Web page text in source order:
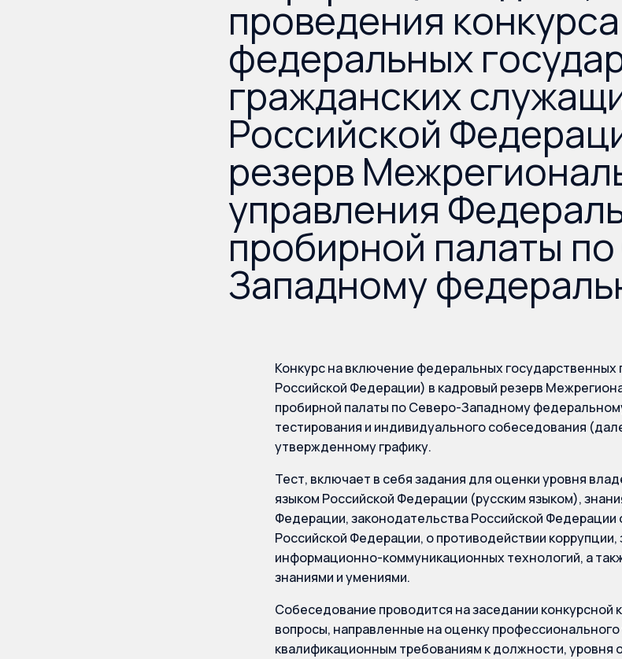
проведения
федеральных
гражданских
Российской
резерв
управления
пробирной палаты
Западному
Конкурс на включение федеральных
Российской Федерации) в кадровый резерв
пробирной палаты по Северо-Западному
тестирования и индивидуального собеседования
утвержденному графику.
Тест, включает в себя задания для оценки уровня
языком Российской Федерации (русским языком),
Федерации, законодательства Российской
Российской Федерации, о противодействии
информационно-коммуникационных технологий, а
знаниями и умениями.
Собеседование проводится на заседании конкурсной
вопросы, направленные на оценку
квалификационным требованиям к должности, уровня